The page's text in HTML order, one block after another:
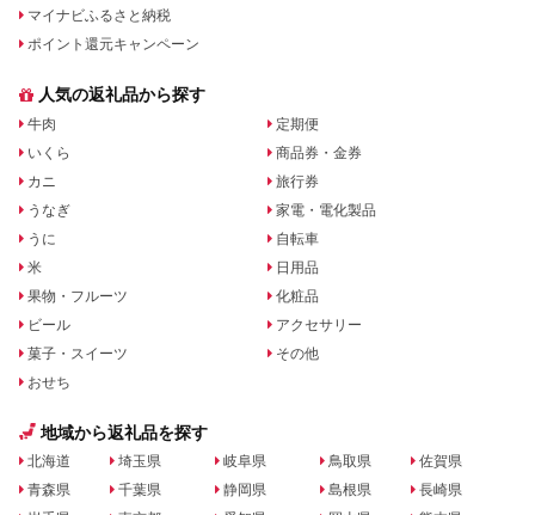
マイナビふるさと納税
ポイント還元キャンペーン
人気の返礼品から探す
牛肉
いくら
カニ
うなぎ
うに
米
果物・フルーツ
ビール
菓子・スイーツ
おせち
定期便
商品券・金券
旅行券
家電・電化製品
自転車
日用品
化粧品
アクセサリー
その他
地域から返礼品を探す
北海道
青森県
埼玉県
千葉県
岐阜県
静岡県
鳥取県
島根県
佐賀県
長崎県